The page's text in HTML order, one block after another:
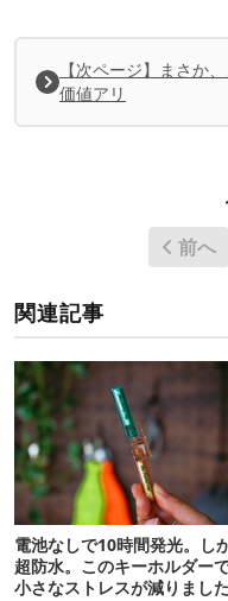
【次ページ】まさか
価値アリ
前へ
関連記事
電池なしで10時間発光。し
超防水。このキーホルダーで
小さなストレスが減りました